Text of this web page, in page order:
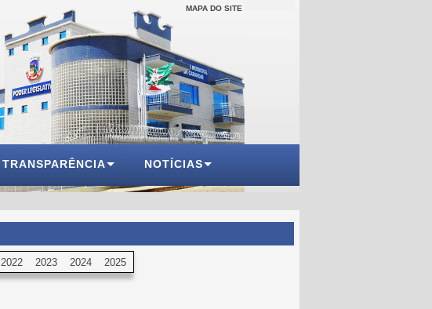
MAPA DO SITE
TRANSPARÊNCIA NOTÍCIAS
2022 2023 2024 2025